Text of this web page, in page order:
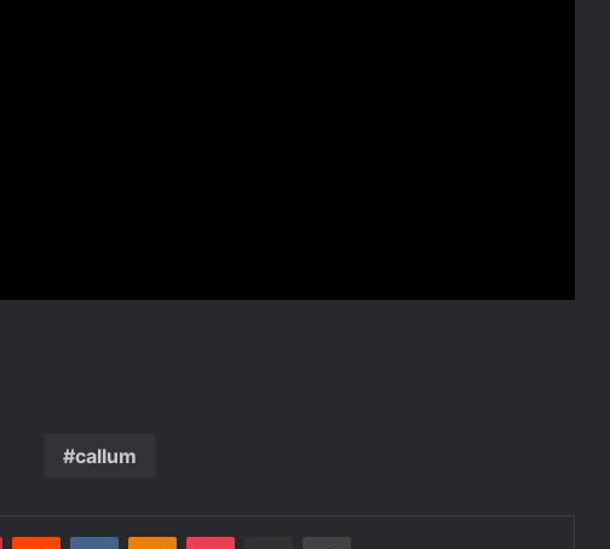
callum
PinterestReddit VKontakteOdnoklassniki
Pocket Deli po epošti Natisni